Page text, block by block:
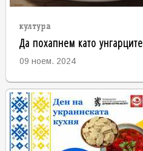
култура
Да похапнем като унгарците
09 ноем. 2024